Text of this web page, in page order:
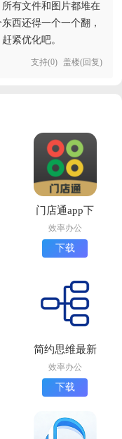
有文件和图片都堆在
西还得一个一个翻，
紧优化吧。
支持(0) 盖楼(回复)
门店通app下
载最新版
效率办公
下载
简约思维最新
版下载
效率办公
下载